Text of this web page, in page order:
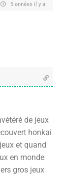
5 années il y a
de jeux
honkai
et quand
en monde
gros jeux